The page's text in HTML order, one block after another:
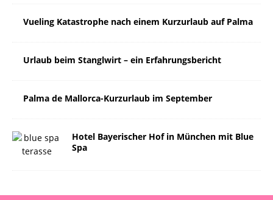
Vueling Katastrophe nach einem Kurzurlaub auf Palma
Urlaub beim Stanglwirt – ein Erfahrungsbericht
Palma de Mallorca-Kurzurlaub im September
Hotel Bayerischer Hof in München mit Blue
Spa